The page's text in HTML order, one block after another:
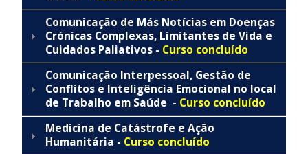
Comunicação de Más Notícias em Doenças
Crónicas Complexas, Limitantes de Vida e
Cuidados Paliativos - Curso concluído
Comunicação Interpessoal, Gestão de
Conflitos e Inteligência Emocional no local
de Trabalho em Saúde - Curso concluído
Medicina de Catástrofe e Ação
Humanitária - Curso concluído